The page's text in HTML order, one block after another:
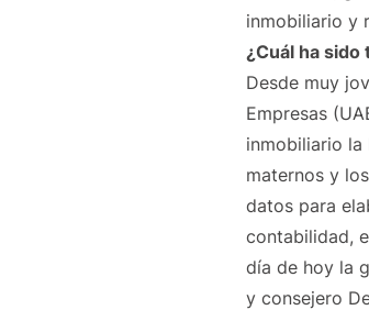
inmobiliario y
¿Cuál ha
Desde muy
Empresas
inmobiliario la
maternos y
datos para
contabilidad,
día de hoy la
y consejero